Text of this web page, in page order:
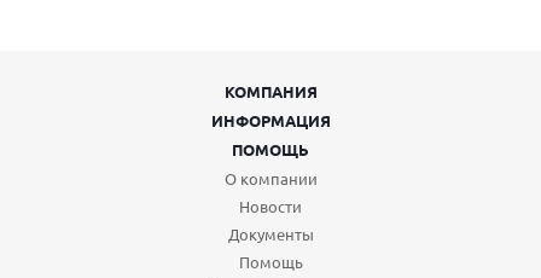
КОМПАНИЯ
ИНФОРМАЦИЯ
ПОМОЩЬ
О компании
Новости
Документы
Помощь